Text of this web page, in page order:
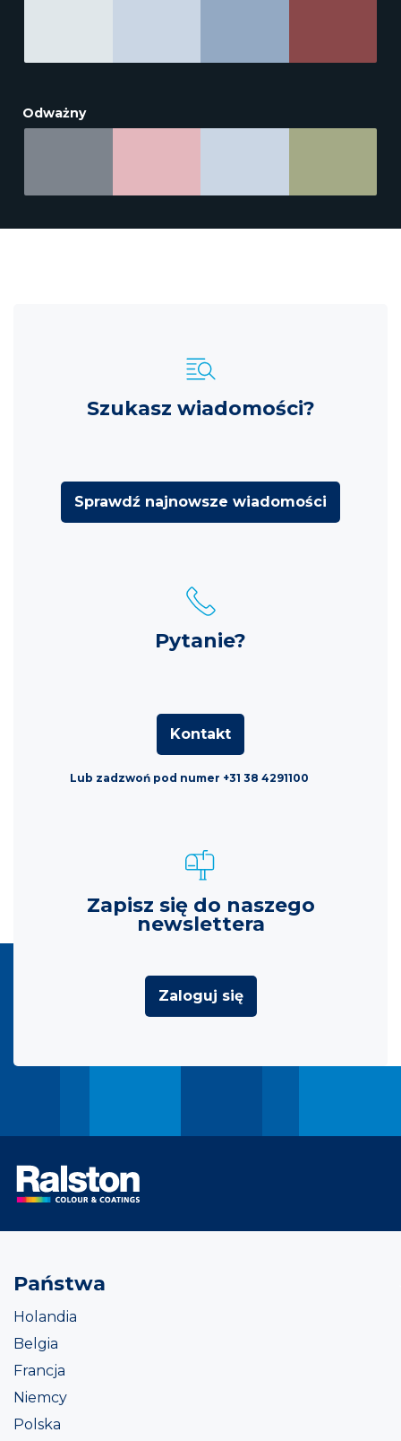
Odważny
Szukasz wiadomości?
Sprawdź najnowsze wiadomości
Pytanie?
Kontakt
Lub zadzwoń pod numer +31 38 4291100
Zapisz się do naszego
newslettera
Zaloguj się
Państwa
Holandia
Belgia
Francja
Niemcy
Polska